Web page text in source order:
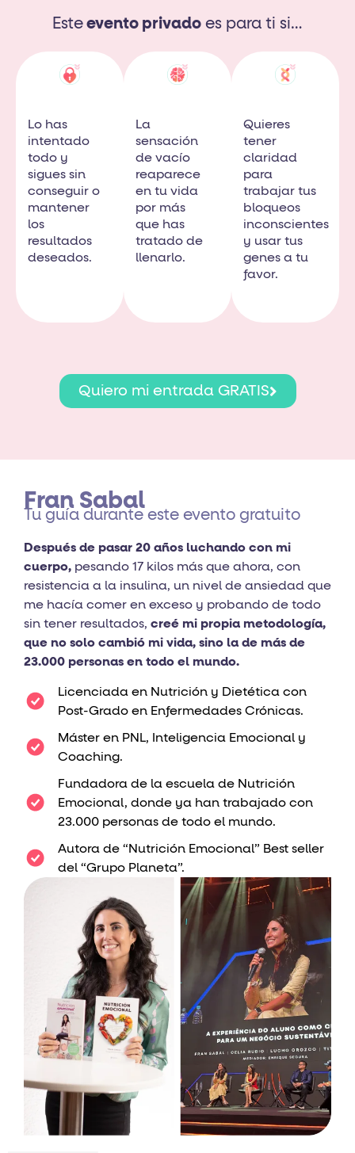
Este evento privado es para ti si…
Lo has
intentado
todo y
sigues sin
conseguir o
mantener
los
resultados
deseados.
La
sensación
de vacío
reaparece
en tu vida
por más
que has
tratado de
llenarlo.
Quieres
tener
claridad
para
trabajar tus
bloqueos
inconscientes
y usar tus
genes a tu
favor.
Quiero mi entrada GRATIS
Fran Sabal
Tu guía durante este evento gratuito
Después de pasar 20 años luchando con mi
cuerpo, pesando 17 kilos más que ahora, con
resistencia a la insulina, un nivel de ansiedad que
me hacía comer en exceso y probando de todo
sin tener resultados, creé mi propia metodología,
que no solo cambió mi vida, sino la de más de
23.000 personas en todo el mundo.
Licenciada en Nutrición y Dietética con
Post-Grado en Enfermedades Crónicas.
Máster en PNL, Inteligencia Emocional y
Coaching.
Fundadora de la escuela de Nutrición
Emocional, donde ya han trabajado con
23.000 personas de todo el mundo.
Autora de “Nutrición Emocional” Best seller
del “Grupo Planeta”.